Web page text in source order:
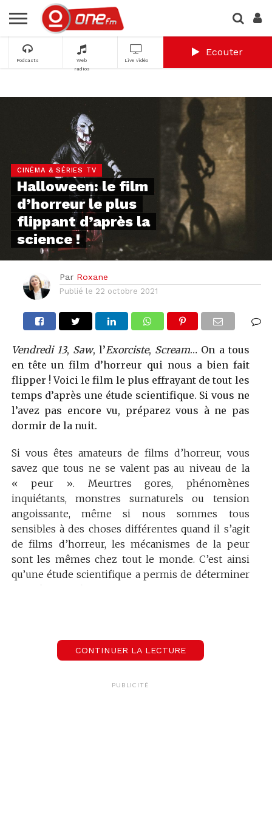
Podcasts
Web
radios
Live vidéo
Ecouter
CINÉMA & SÉRIES TV
Halloween: le film
d’horreur le plus
flippant d’après la
science !
Par Roxane
Publié le 22 octobre 2021
Vendredi 13, Saw, l’Exorciste, Scream… On a tous
en tête un film d’horreur qui nous a bien fait
flipper ! Voici le film le plus effrayant de tout les
temps d’après une étude scientifique. Si vous ne
l’avez pas encore vu, préparez vous à ne pas
dormir de la nuit.
Si vous êtes amateurs de films d’horreur, vous
savez que tous ne se valent pas au niveau de la
« peur ». Meurtres gores, phénomènes
inquiétants, monstres surnaturels ou tension
angoissante, même si nous sommes tous
sensibles à des choses différentes quand il s’agit
de films d’horreur, les mécanismes de la peur
sont les mêmes chez tout le monde. C’est ainsi
qu’une étude scientifique a permis de déterminer
quel était le film le plus effrayant de tous les
CONTINUER LA LECTURE
PUBLICITÉ